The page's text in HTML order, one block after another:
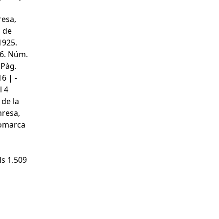
de
Núm.
| -
4
la
1.509